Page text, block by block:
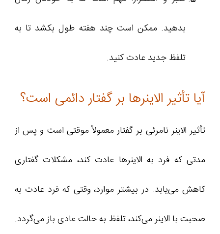
بدهید. ممکن است چند هفته طول بکشد تا به
تلفظ جدید عادت کنید.
آیا تأثیر الاینرها بر گفتار دائمی است؟
تأثیر الاینر نامرئی بر گفتار معمولاً موقتی است و پس از
مدتی که فرد به الاینرها عادت کند، مشکلات گفتاری
کاهش می‌یابد. در بیشتر موارد، وقتی که فرد عادت به
صحبت با الاینر می‌کند، تلفظ به حالت عادی باز می‌گردد.